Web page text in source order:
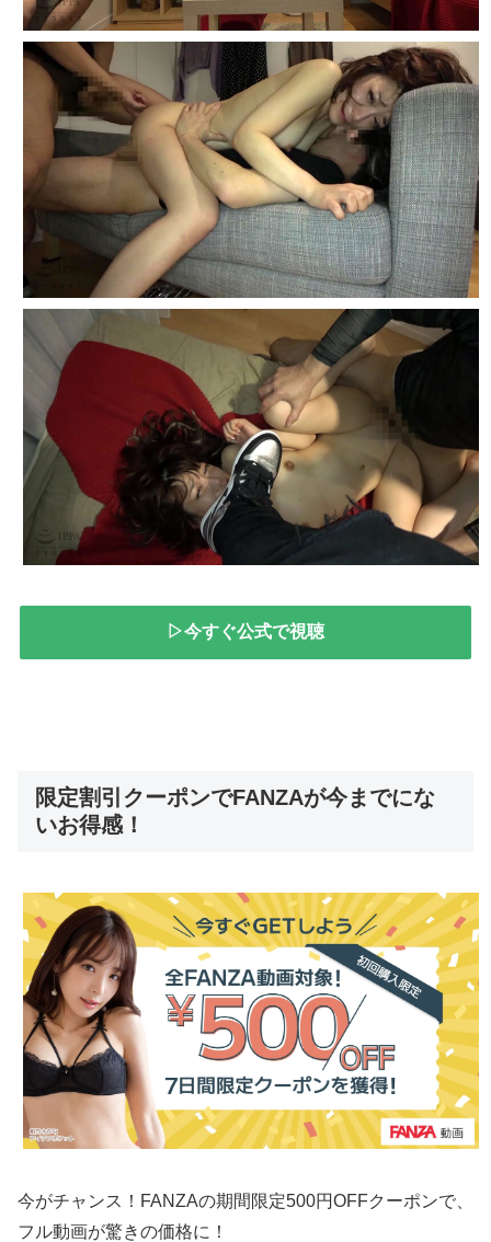
▷今すぐ公式で視聴
限定割引クーポンでFANZAが今までにな
いお得感！
今がチャンス！FANZAの期間限定500円OFFクーポンで、
フル動画が驚きの価格に！